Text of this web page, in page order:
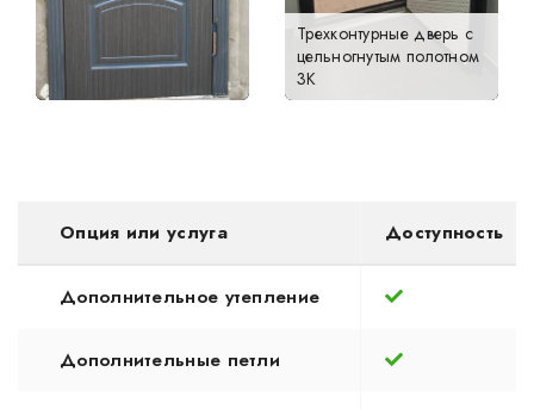
Трехконтурные дверь с
цельногнутым полотном
3К
Опция или услуга Доступность
Дополнительное утепление
Дополнительные петли